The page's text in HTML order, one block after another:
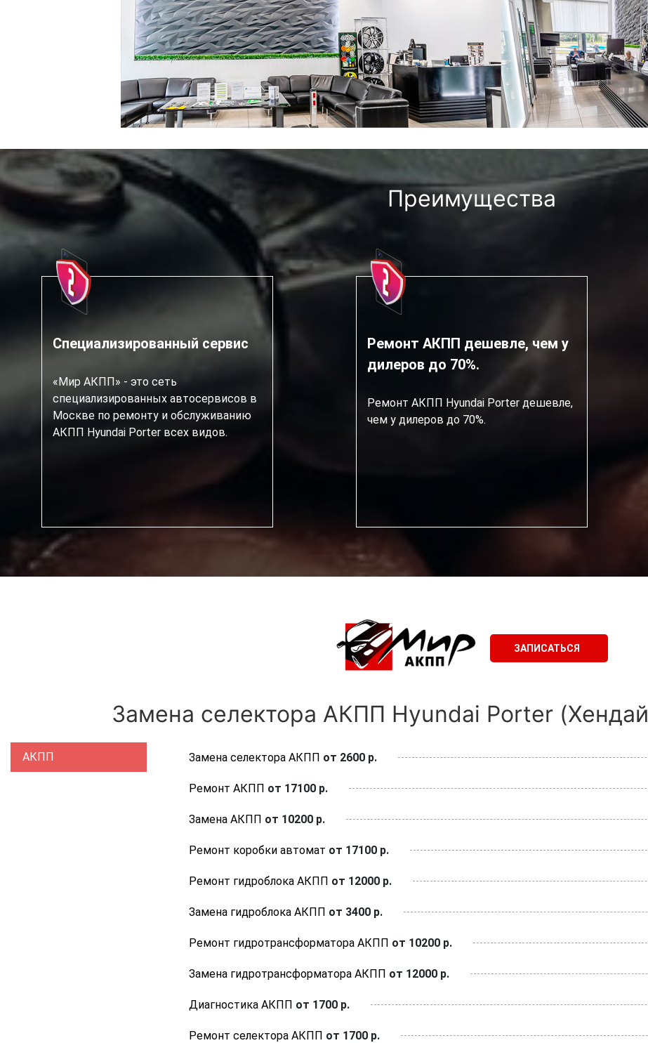
Преимущества
Специализированный сервис
«Мир АКПП» - это сеть
специализированных автосервисов в
Москве по ремонту и обслуживанию
АКПП Hyundai Porter всех видов.
Ремонт АКПП дешевле, чем у
дилеров до 70%.
Ремонт АКПП Hyundai Porter дешевле,
чем у дилеров до 70%.
ЗАПИСАТЬСЯ
Замена селектора АКПП Hyundai Porter
АКПП Замена селектора АКПП от 2600 р.
Ремонт АКПП от 17100 р.
Замена АКПП от 10200 р.
Ремонт коробки автомат от 17100 р.
Ремонт гидроблока АКПП от 12000 р.
Замена гидроблока АКПП от 3400 р.
Ремонт гидротрансформатора АКПП от 10200 р.
Замена гидротрансформатора АКПП от 12000 р.
Диагностика АКПП от 1700 р.
Ремонт селектора АКПП от 1700 р.